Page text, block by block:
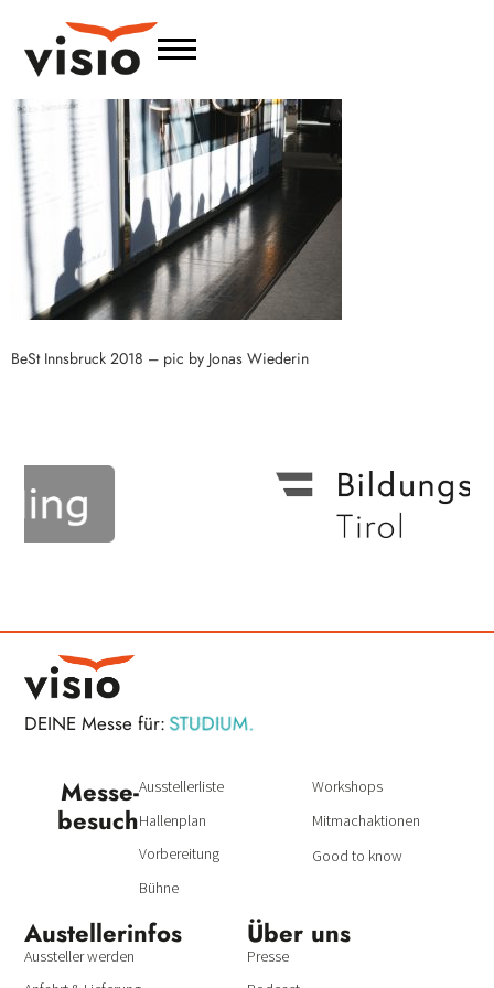
BeSt Innsbruck 2018 – pic by Jonas Wiederin
DEINE Messe für: BERUF.
STUDIUM.
Messe­
besuch
Ausstellerliste
Hallenplan
Vorbereitung
Bühne
Workshops
Mitmachaktionen
Good to know
Austeller­infos
Aussteller werden
Über uns
Presse